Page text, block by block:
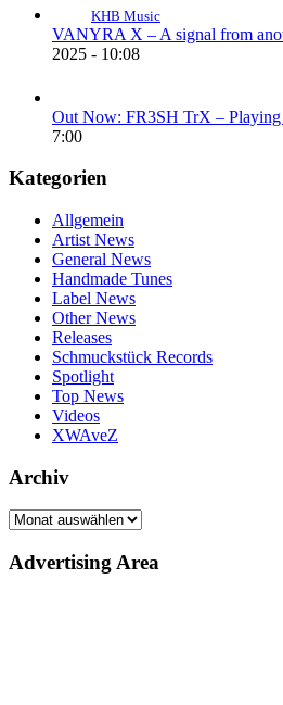
KHB Music
VANYRA X – A signal from
2025 - 10:08
Out Now: FR3SH TrX – Playing
7:00
Kategorien
Allgemein
Artist News
General News
Handmade Tunes
Label News
Other News
Releases
Schmuckstück Records
Spotlight
Top News
Videos
XWAveZ
Archiv
Archiv
Advertising Area